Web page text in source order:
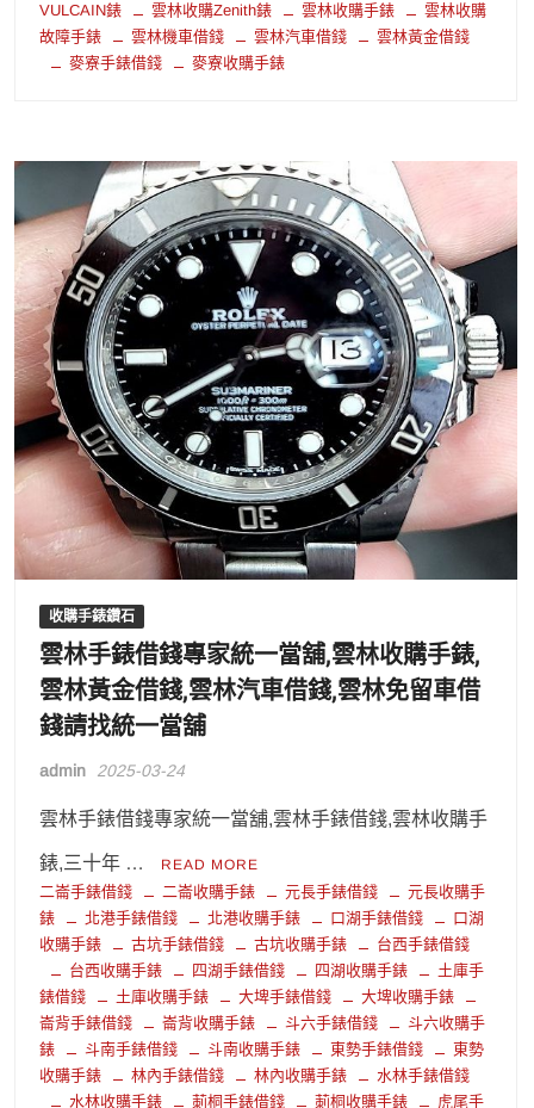
VULCAIN錶
雲林收購Zenith錶 雲林收購手錶
雲林收購
故障手錶
雲林機車借錢 雲林汽車借錢
雲林黃金借錢
麥寮手錶借錢
麥寮收購手錶
收購手錶鑽石
雲林手錶借錢專家統一當舖,雲林收購手錶,
雲林黃金借錢,雲林汽車借錢,雲林免留車借
錢請找統一當舖
admin 2025-03-24
雲林手錶借錢專家統一當舖,雲林手錶借錢,雲林收購手
錶,三十年 … READ MORE
二崙手錶借錢 二崙收購手錶 元長手錶借錢
元長收購手
錶
北港手錶借錢 北港收購手錶 口湖手錶借錢
口湖
收購手錶
古坑手錶借錢 古坑收購手錶
台西手錶借錢
台西收購手錶
四湖手錶借錢 四湖收購手錶
土庫手
錶借錢
土庫收購手錶 大埤手錶借錢
大埤收購手錶
崙背手錶借錢
崙背收購手錶 斗六手錶借錢
斗六收購手
錶
斗南手錶借錢 斗南收購手錶 東勢手錶借錢
東勢
收購手錶
林內手錶借錢 林內收購手錶
水林手錶借錢
水林收購手錶
莿桐手錶借錢 莿桐收購手錶 虎尾手